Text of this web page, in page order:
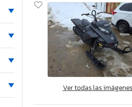
Ver todas las imágenes